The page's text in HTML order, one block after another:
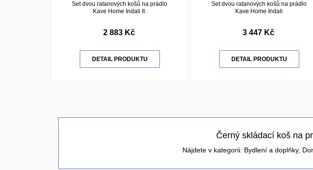
Set dvou ratanových košů na prádlo
Kave Home Indali II.
2 883 Kč
DETAIL PRODUKTU
Set dvou ratanových košů na prádlo
Kave Home Indali
3 447 Kč
DETAIL PRODUKTU
Černý skládací koš na
Nájdete v kategorii: Bydlení a doplňky,